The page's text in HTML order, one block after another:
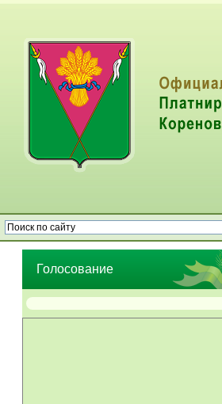
Голосование